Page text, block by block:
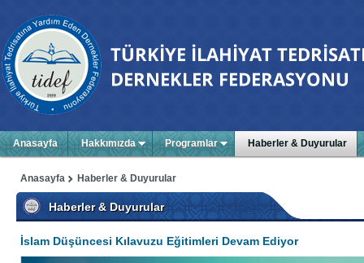
Anasayfa Hakkımızda Programlar Haberler & Duyurular
Haberler & Duyurular
Anasayfa
Haberler & Duyurular
İslam Düşüncesi Kılavuzu Eğitimleri Devam Ediyor